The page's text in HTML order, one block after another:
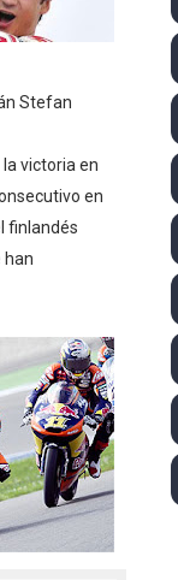
y Gran
ya
TNA
con 4 oros y 4
individual en
de la AUSL
- Miquel Travé
de los
victoria
y
Stefan
victoria en
en
finlandés
han